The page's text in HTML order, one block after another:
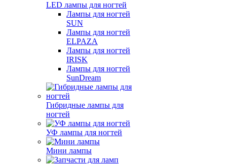
LED лампы для ногтей
Лампы для ногтей
SUN
Лампы для ногтей
ELPAZA
Лампы для ногтей
IRISK
Лампы для ногтей
SunDream
Гибридные лампы для
ногтей
УФ лампы для ногтей
Мини лампы